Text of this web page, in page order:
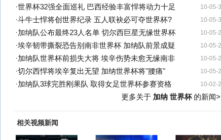
10-05-
·世界杯32强全面巡礼 巴西经验丰富悍将动力十足
10-05-
·斗牛士悍将创世界纪录 五人联袂必可夺世界杯?
10-05-
·加纳队公布最终23人名单 切尔西巨星无缘世界杯
10-05-
·埃辛韧带撕裂恐告别南非世界杯 加纳队前景成疑
10-05-
·加纳队世界杯前损失大将 埃辛伤势未愈无缘南非
10-05-
·切尔西悍将埃辛复出无望 加纳世界杯将"腰痛"
10-02-
·加纳队3球完胜刚果队 取得女足世界杯参赛资格
更多关于 加纳 世界杯的新闻
相关视频新闻